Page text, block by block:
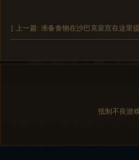
[ 上一篇: 准备食物在沙巴克皇宫在这里
抵制不良游